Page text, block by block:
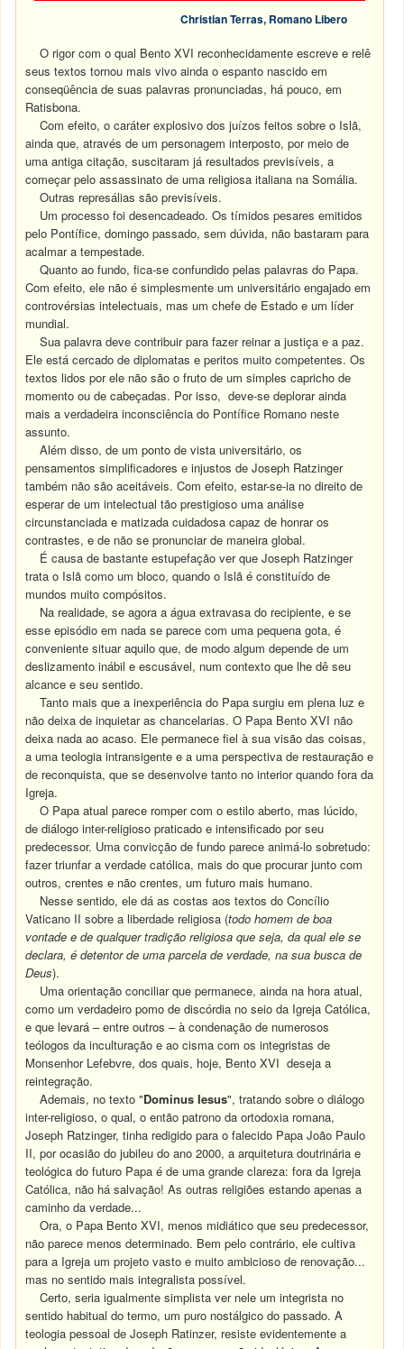
Christian Terras, Romano Libero
O rigor com o qual Bento XVI reconhecidamente escreve e relê
seus textos tornou mais vivo ainda o espanto nascido em
conseqüência de suas palavras pronunciadas, há pouco, em
Ratisbona.
Com efeito, o caráter explosivo dos juízos feitos sobre o Islã,
ainda que, através de um personagem interposto, por meio de
uma antiga citação, suscitaram já resultados previsíveis, a
começar pelo assassinato de uma religiosa italiana na Somália.
Outras represálias são previsíveis.
Um processo foi desencadeado. Os tímidos pesares emitidos
pelo Pontífice, domingo passado, sem dúvida, não bastaram para
acalmar a tempestade.
Quanto ao fundo, fica-se confundido pelas palavras do Papa.
Com efeito, ele não é simplesmente um universitário engajado em
controvérsias intelectuais, mas um chefe de Estado e um líder
mundial.
Sua palavra deve contribuir para fazer reinar a justiça e a paz.
Ele está cercado de diplomatas e peritos muito competentes. Os
textos lidos por ele não são o fruto de um simples capricho de
momento ou de cabeçadas. Por isso, deve-se deplorar ainda
mais a verdadeira inconsciência do Pontífice Romano neste
assunto.
Além disso, de um ponto de vista universitário, os
pensamentos simplificadores e injustos de Joseph Ratzinger
também não são aceitáveis. Com efeito, estar-se-ia no direito de
esperar de um intelectual tão prestigioso uma análise
circunstanciada e matizada cuidadosa capaz de honrar os
contrastes, e de não se pronunciar de maneira global.
É causa de bastante estupefação ver que Joseph Ratzinger
trata o Islã como um bloco, quando o Islã é constituído de
mundos muito compósitos.
Na realidade, se agora a água extravasa do recipiente, e se
esse episódio em nada se parece com uma pequena gota, é
conveniente situar aquilo que, de modo algum depende de um
deslizamento inábil e escusável, num contexto que lhe dê seu
alcance e seu sentido.
Tanto mais que a inexperiência do Papa surgiu em plena luz e
não deixa de inquietar as chancelarias. O Papa Bento XVI não
deixa nada ao acaso. Ele permanece fiel à sua visão das coisas,
a uma teologia intransigente e a uma perspectiva de restauração e
de reconquista, que se desenvolve tanto no interior quando fora da
Igreja.
O Papa atual parece romper com o estilo aberto, mas lúcido,
de diálogo inter-religioso praticado e intensificado por seu
predecessor. Uma convicção de fundo parece animá-lo sobretudo:
fazer triunfar a verdade católica, mais do que procurar junto com
outros, crentes e não crentes, um futuro mais humano.
Nesse sentido, ele dá as costas aos textos do Concílio
Vaticano II sobre a liberdade religiosa (todo homem de boa
vontade e de qualquer tradição religiosa que seja, da qual ele se
declara, é detentor de uma parcela de verdade, na sua busca de
Deus).
Uma orientação conciliar que permanece, ainda na hora atual,
como um verdadeiro pomo de discórdia no seio da Igreja Católica,
e que levará – entre outros – à condenação de numerosos
teólogos da inculturação e ao cisma com os integristas de
Monsenhor Lefebvre, dos quais, hoje, Bento XVI deseja a
reintegração.
Ademais, no texto "Dominus Iesus", tratando sobre o diálogo
inter-religioso, o qual, o então patrono da ortodoxia romana,
Joseph Ratzinger, tinha redigido para o falecido Papa João Paulo
II, por ocasião do jubileu do ano 2000, a arquitetura doutrinária e
teológica do futuro Papa é de uma grande clareza: fora da Igreja
Católica, não há salvação! As outras religiões estando apenas a
caminho da verdade...
Ora, o Papa Bento XVI, menos midiático que seu predecessor,
não parece menos determinado. Bem pelo contrário, ele cultiva
para a Igreja um projeto vasto e muito ambicioso de renovação...
mas no sentido mais integralista possível.
Certo, seria igualmente simplista ver nele um integrista no
sentido habitual do termo, um puro nostálgico do passado. A
teologia pessoal de Joseph Ratinzer, resiste evidentemente a